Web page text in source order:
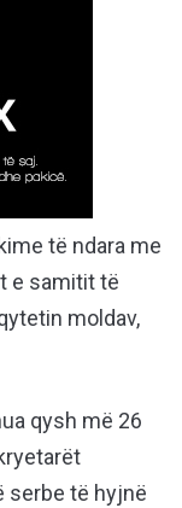
të ndara me
e samitit të
moldav,
qysh më 26
serbe të hyjnë